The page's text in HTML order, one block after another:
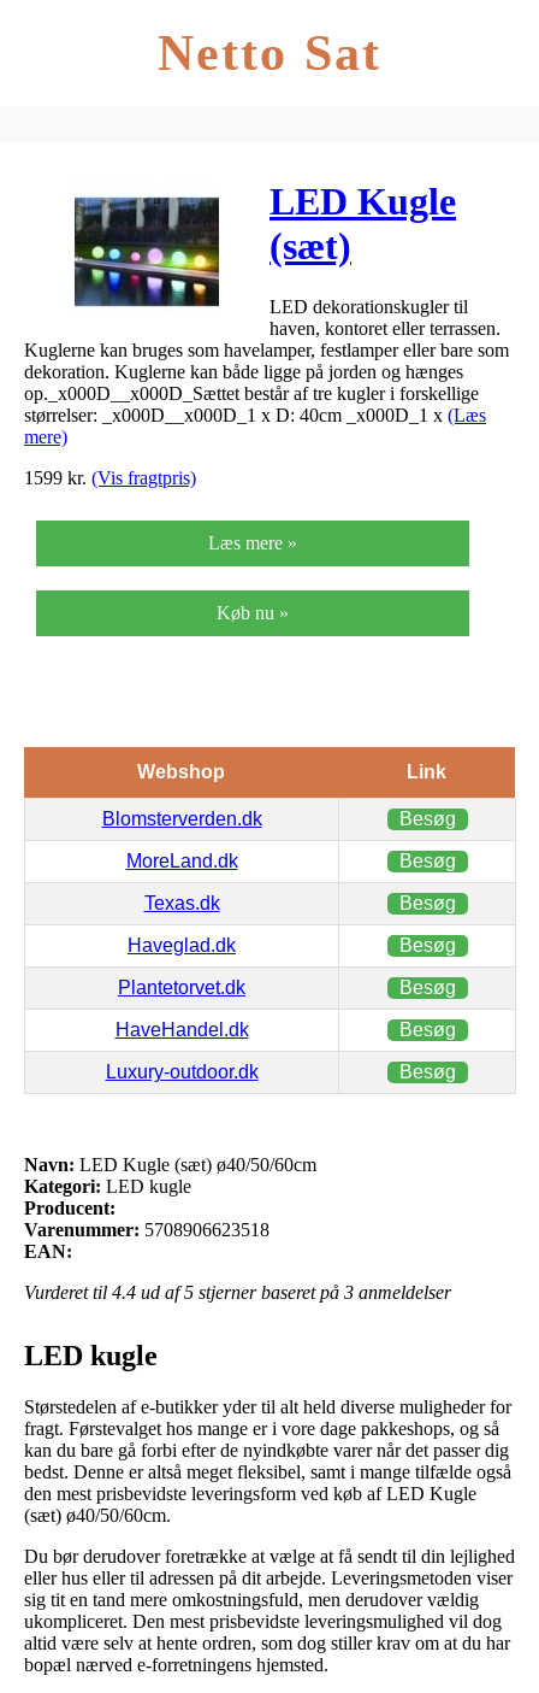
Netto Sat
LED Kugle
(sæt)
ø40/50/60cm
LED dekorationskugler til
haven, kontoret eller terrassen.
Kuglerne kan bruges som havelamper, festlamper eller bare som
dekoration. Kuglerne kan både ligge på jorden og hænges
op._x000D__x000D_Sættet består af tre kugler i forskellige
størrelser: _x000D__x000D_1 x D: 40cm _x000D_1 x (Læs
mere)
1599 kr. (Vis fragtpris)
Læs mere »
Køb nu »
Webshop Link
Blomsterverden.dk Besøg
MoreLand.dk Besøg
Texas.dk Besøg
Haveglad.dk Besøg
Plantetorvet.dk Besøg
HaveHandel.dk Besøg
Luxury-outdoor.dk Besøg
Navn: LED Kugle (sæt) ø40/50/60cm
Kategori: LED kugle
Producent:
Varenummer: 5708906623518
EAN:
Vurderet til 4.4 ud af 5 stjerner baseret på 3 anmeldelser
LED kugle
Størstedelen af e-butikker yder til alt held diverse muligheder for
fragt. Førstevalget hos mange er i vore dage pakkeshops, og så
kan du bare gå forbi efter de nyindkøbte varer når det passer dig
bedst. Denne er altså meget fleksibel, samt i mange tilfælde også
den mest prisbevidste leveringsform ved køb af LED Kugle
(sæt) ø40/50/60cm.
Du bør derudover foretrække at vælge at få sendt til din lejlighed
eller hus eller til adressen på dit arbejde. Leveringsmetoden viser
sig tit en tand mere omkostningsfuld, men derudover vældig
ukompliceret. Den mest prisbevidste leveringsmulighed vil dog
altid være selv at hente ordren, som dog stiller krav om at du har
bopæl nærved e-forretningens hjemsted.